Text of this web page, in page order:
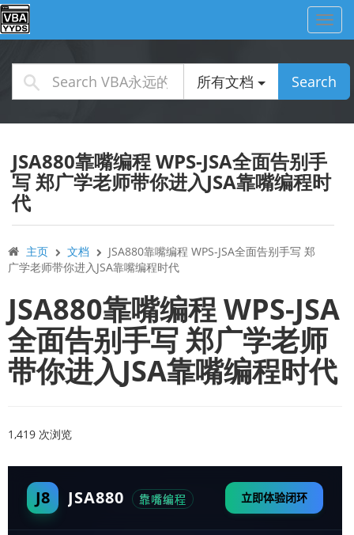
所有文档 Search
JSA880靠嘴编程 WPS-JSA全面告别手
写 郑广学老师带你进入JSA靠嘴编程时
代
主页 文档
JSA880靠嘴编程 WPS-JSA全面告别手写 郑
广学老师带你进入JSA靠嘴编程时代
JSA880靠嘴编程 WPS-JSA
全面告别手写 郑广学老师
带你进入JSA靠嘴编程时代
1,419 次浏览